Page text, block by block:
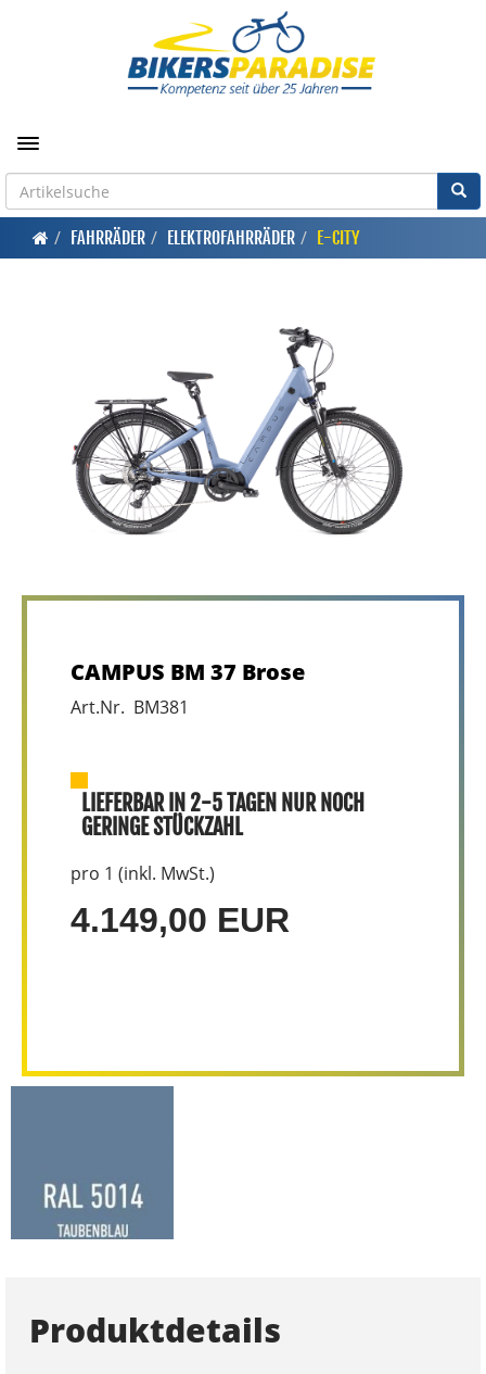
Toggle navigation
FAHRRÄDER ELEKTROFAHRRÄDER E-CITY
CAMPUS BM 37 Brose
Art.Nr. BM381
LIEFERBAR IN 2-5 TAGEN NUR NOCH
GERINGE STÜCKZAHL
pro 1 (inkl. MwSt.)
4.149,00 EUR
Produktdetails